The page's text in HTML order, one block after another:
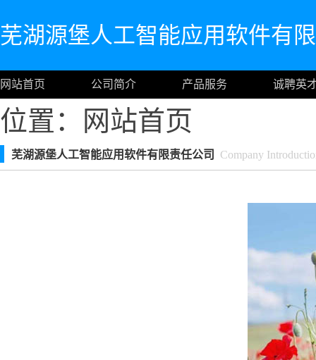
芜湖源堡人工智能应用软件有
网站首页 公司简介 产品服务 诚聘英
位置： 网站首页
芜湖源堡人工智能应用软件有限责任公司 Company